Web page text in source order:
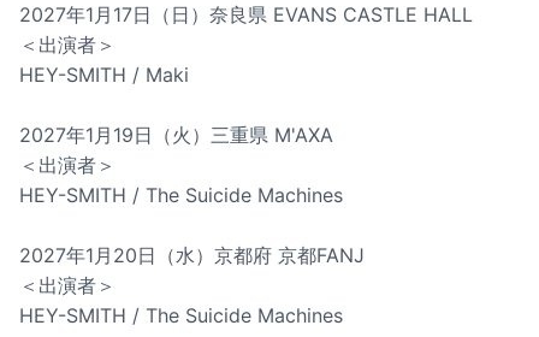
2027年1月17日（日）奈良県 EVANS CASTLE HALL
＜出演者＞
HEY-SMITH / Maki
2027年1月19日（火）三重県 M'AXA
＜出演者＞
HEY-SMITH / The Suicide Machines
2027年1月20日（水）京都府 京都FANJ
＜出演者＞
HEY-SMITH / The Suicide Machines